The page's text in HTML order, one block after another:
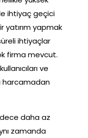
ihtiyaç geçici
yatırım yapmak
ihtiyaçlar
firma mevcut.
ve
harcamadan
daha az
zamanda